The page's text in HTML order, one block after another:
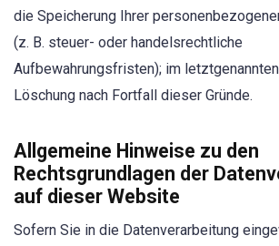
die Speicherung Ihrer
(z. B. steuer- oder handelsrechtliche
Aufbewahrungsfristen); im
Löschung nach Fortfall dieser Gründe.
Allgemeine Hinweise zu den
Rechtsgrundlagen der
auf dieser Website
Sofern Sie in die Datenverarbeitung